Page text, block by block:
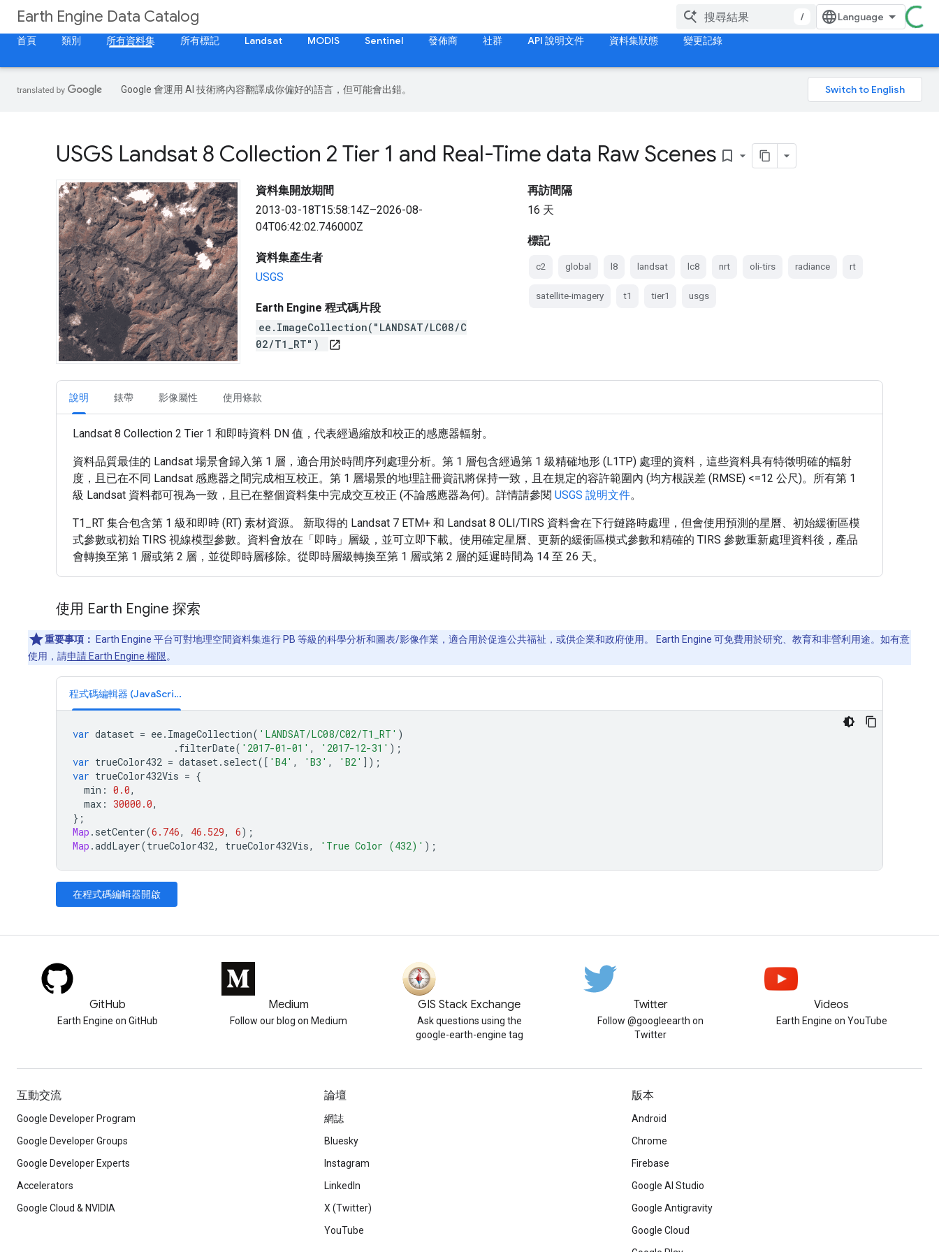
Earth Engine Data Catalog
/
首頁
類別 所有資料集 所有標記 Landsat MODIS Sentinel 發佈商 社群 API 說明文件 資料集狀態 變更記錄
Google 會運用 AI 技術將內容翻譯成你偏好的語言，但可能會出錯。
USGS Landsat 8 Collection 2 Tier 1 and Real-Time data Raw Scenes bookmark_border
資料集開放期間
2013-03-18T15:58:14Z–2026-08-
04T06:42:02.746000Z
資料集產生者
USGS
Earth Engine 程式碼片段
ee.ImageCollection("LANDSAT/LC08/C
02/T1_RT")
open_in_new
再訪間隔
16 天
標記
c2 global l8 landsat lc8 nrt oli-tirs radiance rt
satellite-imagery t1 tier1 usgs
說明 錶帶 影像屬性 使用條款
Landsat 8 Collection 2 Tier 1 和即時資料 DN 值，代表經過縮放和校正的感應器輻射。
資料品質最佳的 Landsat 場景會歸入第 1 層，適合用於時間序列處理分析。第 1 層包含經過第 1 級精確地形 (L1TP) 處理的資料，這些資料具有特徵明確的輻射
度，且已在不同 Landsat 感應器之間完成相互校正。第 1 層場景的地理註冊資訊將保持一致，且在規定的容許範圍內 (均方根誤差 (RMSE) <=12 公尺)。所有第 1
級 Landsat 資料都可視為一致，且已在整個資料集中完成交互校正 (不論感應器為何)。詳情請參閱 USGS 說明文件。
T1_RT 集合包含第 1 級和即時 (RT) 素材資源。 新取得的 Landsat 7 ETM+ 和 Landsat 8 OLI/TIRS 資料會在下行鏈路時處理，但會使用預測的星曆、初始緩衝區模
式參數或初始 TIRS 視線模型參數。資料會放在「即時」層級，並可立即下載。使用確定星曆、更新的緩衝區模式參數和精確的 TIRS 參數重新處理資料後，產品
會轉換至第 1 層或第 2 層，並從即時層移除。從即時層級轉換至第 1 層或第 2 層的延遲時間為 14 至 26 天。
使用 Earth Engine 探索
重要事項：
Earth Engine 平台可對地理空間資料集進行 PB 等級的科學分析和圖表/影像作業，適合用於促進公共福祉，或供企業和政府使用。 Earth Engine 可免費用於研究、教育和非營利用途。如有意
使用，請申請 Earth Engine 權限。
程式碼編輯器 (JavaScript)
var dataset = ee. ImageCollection( 'LANDSAT/LC08/C02/T1_RT' )
. filterDate( '2017-01-01' , '2017-12-31' );
var trueColor432 = dataset. select([ 'B4' , 'B3' , 'B2' ]);
var trueColor432Vis = {
min : 0.0,
max : 30000.0,
};
Map . setCenter(6.746, 46.529, 6);
Map .addLayer(trueColor432, trueColor432Vis, 'True Color (432)' );
在程式碼編輯器開啟
GitHub
Earth Engine on GitHub
Medium
Follow our blog on Medium
GIS Stack Exchange
Ask questions using the
google-earth-engine tag
Twitter
Follow @googleearth on
Twitter
Videos
Earth Engine on YouTube
互動交流
Google Developer Program
Google Developer Groups
Google Developer Experts
Accelerators
Google Cloud & NVIDIA
論壇
網誌
Bluesky
Instagram
LinkedIn
X (Twitter)
YouTube
版本
Android
Chrome
Firebase
Google AI Studio
Google Antigravity
Google Cloud